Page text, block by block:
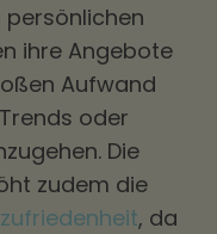
ihre Angebote
Aufwand
oder
Die
zudem die
, da